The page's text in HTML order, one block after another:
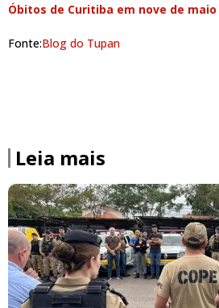
Óbitos de Curitiba em nove de maio
Fonte:Blog do Tupan
Leia mais